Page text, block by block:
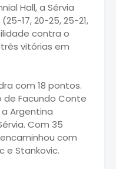
Hall, a Sérvia
17, 20-25, 25-21,
contra o
vitórias em
com 18 pontos.
Facundo Conte
Argentina
Com 35
com
e Stankovic.